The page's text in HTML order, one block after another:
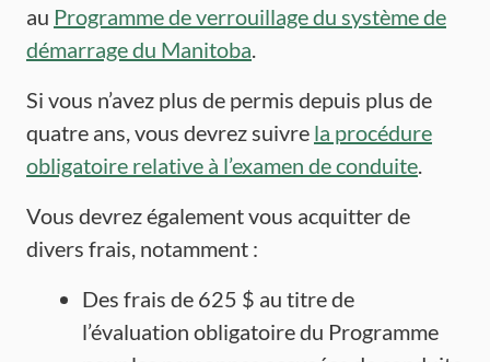
au Programme de verrouillage du système de
démarrage du Manitoba.
Si vous n’avez plus de permis depuis plus de
quatre ans, vous devrez suivre la procédure
obligatoire relative à l’examen de conduite.
Vous devrez également vous acquitter de
divers frais, notamment :
Des frais de 625 $ au titre de
l’évaluation obligatoire du Programme